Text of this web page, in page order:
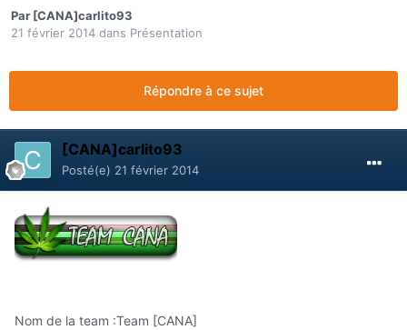
Par [CANA]carlito93
21 février 2014 dans Présentation
Répondre à ce sujet
[CANA]carlito93
Posté(e) 21 février 2014
Nom de la team :Team [CANA]